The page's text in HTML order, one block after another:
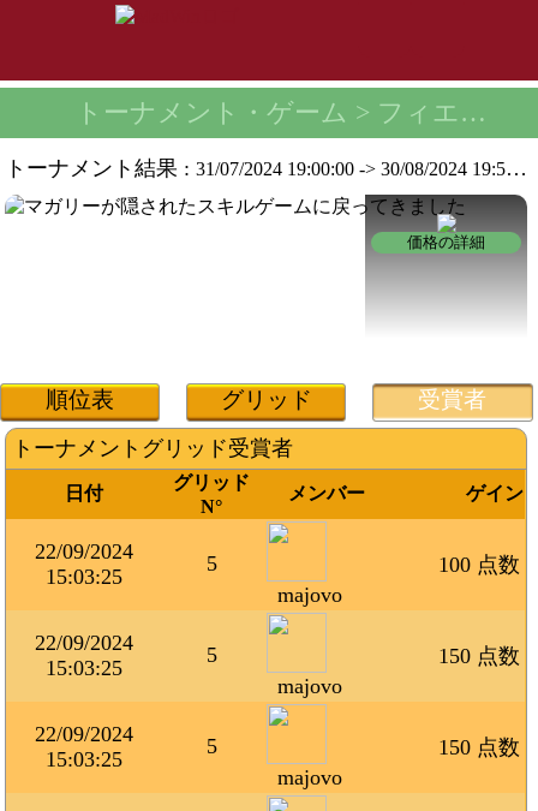
トーナメント・ゲーム > フィエスタピナタトーナメント -
トーナメント結果 :31/07/2024 19:00:00 ->30/08/2024 19:59:59
価格の詳細
順位表 グリッド 受賞者
トーナメントグリッド受賞者
日付
グリッド
N°
メンバー ゲイン
22/09/2024
15:03:25
5
majovo
100 点数
22/09/2024
15:03:25
5
majovo
150 点数
22/09/2024
15:03:25
5
majovo
150 点数